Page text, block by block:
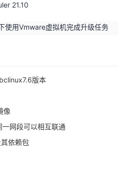
21.10
使用Vmware虚拟机完成升级任务
版本
像
网段可以相互联通
依赖包